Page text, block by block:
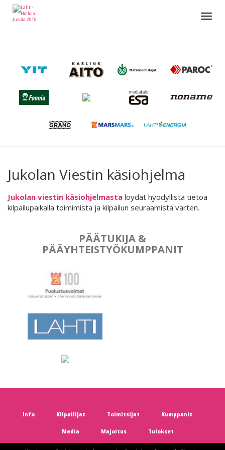
Toggle
Jukolan Viestin käsiohjelma
Jukolan viestin käsiohjelmasta löydät hyödyllistä tietoa
kilpailupaikalla toimimista ja kilpailun seuraamista varten.
PÄÄTUKIJA &
PÄÄYHTEISTYÖKUMPPANIT
Info Kilpailijat Toimitsijat Kumppanit
Media Majoitus Tulokset